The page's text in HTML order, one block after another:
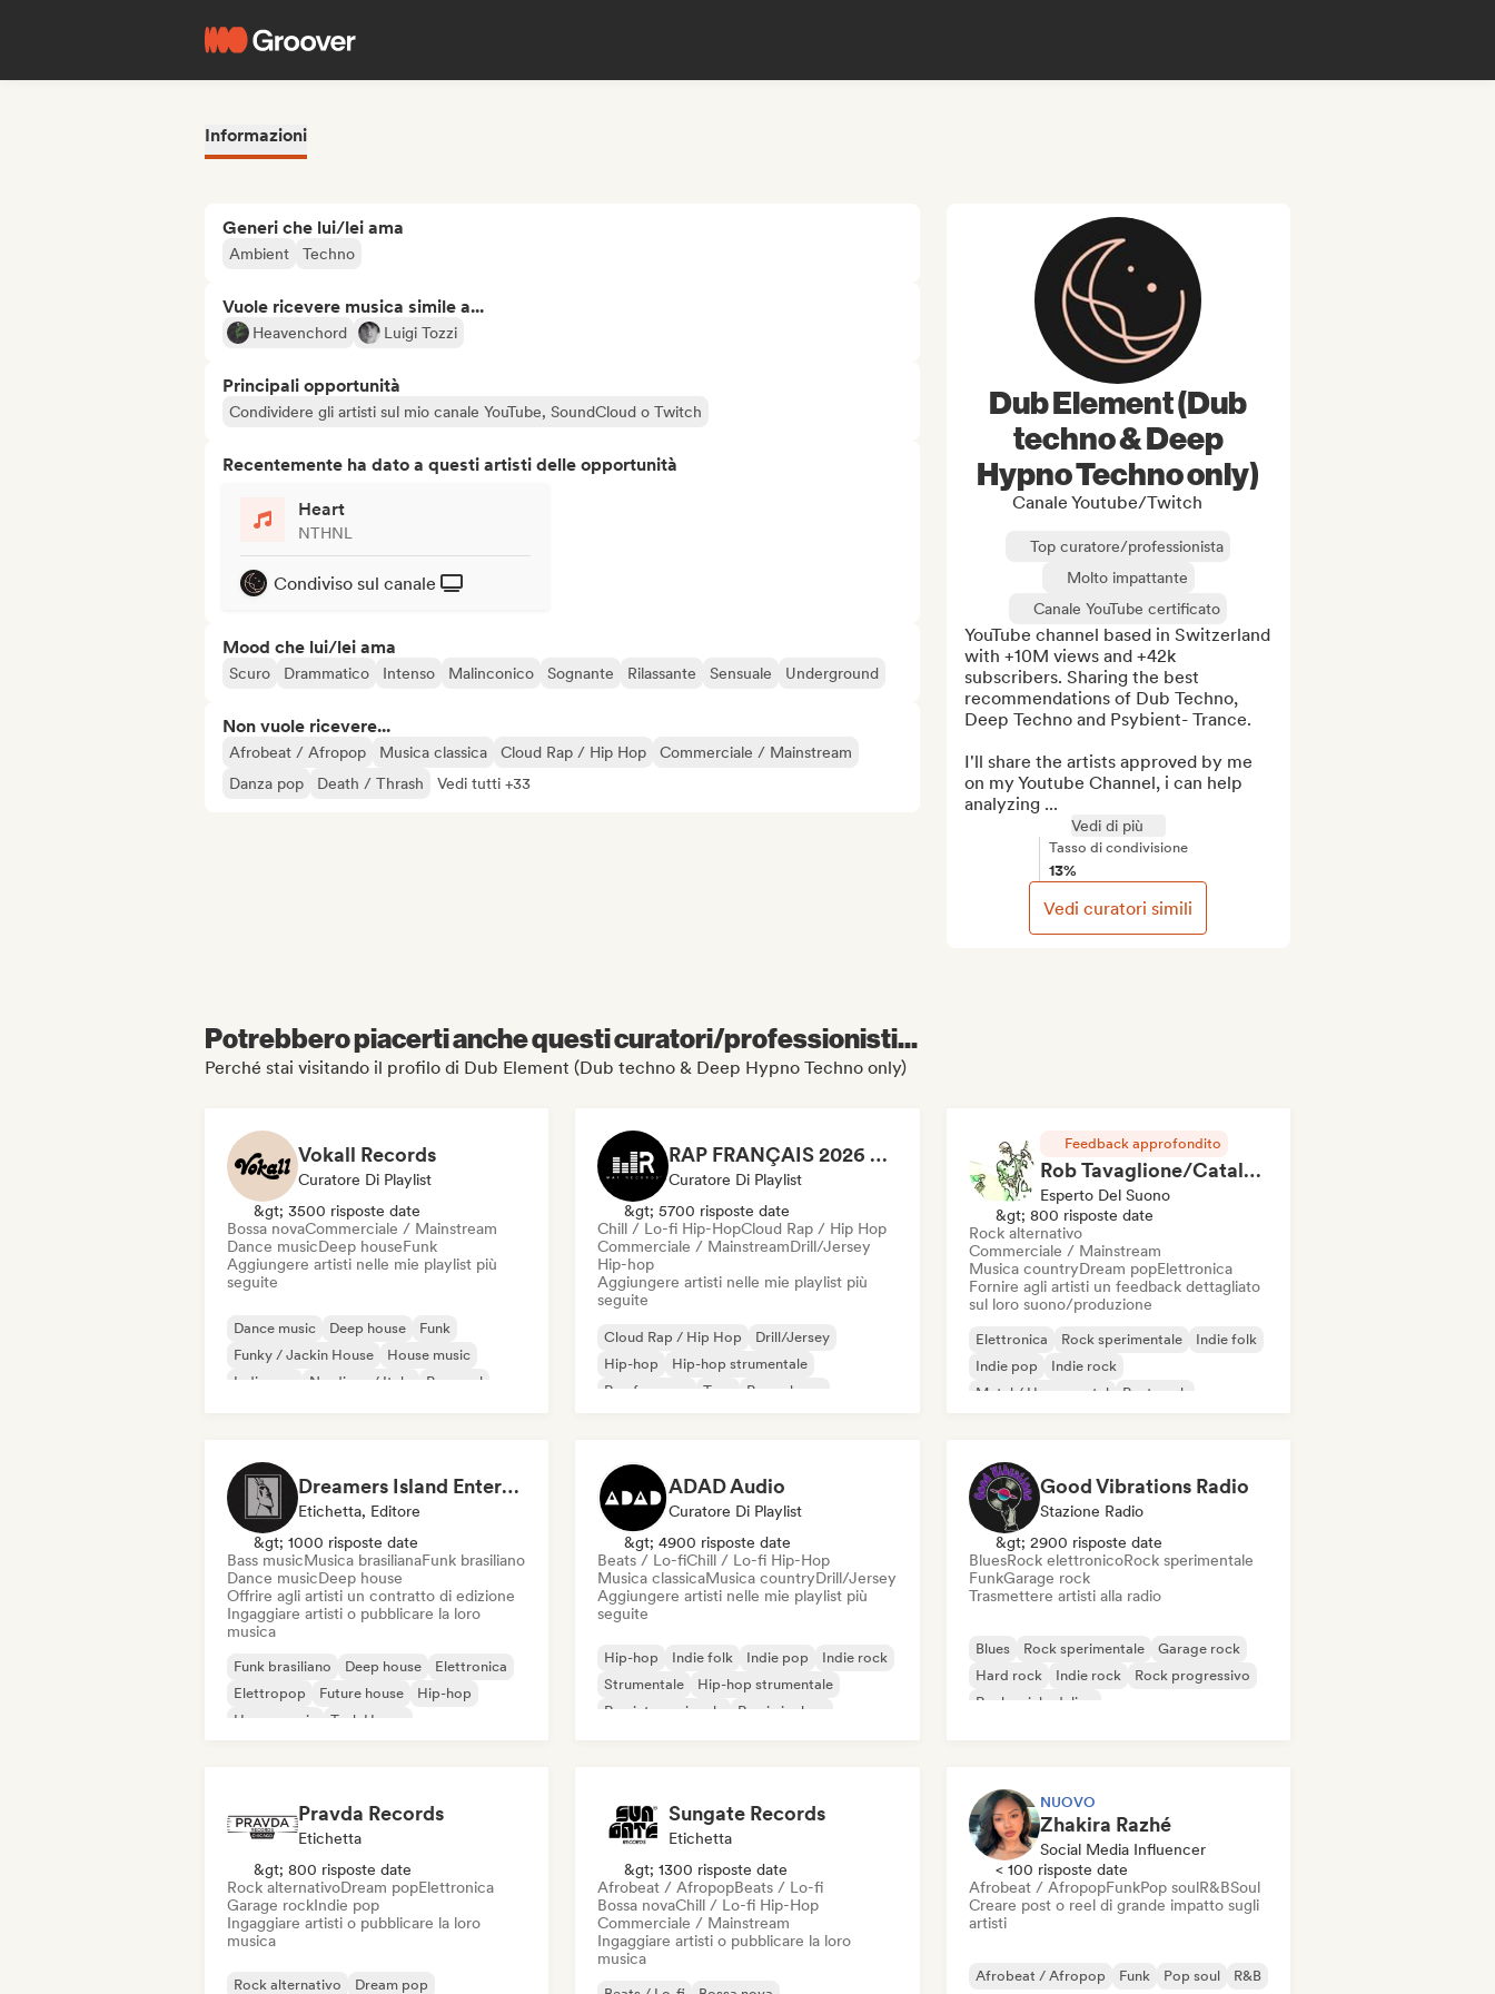
Informazioni
Generi che lui/lei ama
Ambient Techno
Vuole ricevere musica simile a...
Heavenchord Luigi Tozzi
Principali opportunità
Condividere gli artisti sul mio canale YouTube, SoundCloud o Twitch
Recentemente ha dato a questi artisti delle opportunità
Heart
NTHNL
Condiviso sul canale
Mood che lui/lei ama
Scuro Drammatico Intenso Malinconico Sognante Rilassante Sensuale Underground
Non vuole ricevere...
Afrobeat / Afropop Musica classica Cloud Rap / Hip Hop
Commerciale / Mainstream
Danza pop
Death / Thrash Vedi tutti +33
Dub Element (Dub
techno & Deep
Hypno Techno only)
Canale Youtube/Twitch
Top curatore/professionista
Molto impattante
Canale YouTube certificato
YouTube channel based in Switzerland
with +10M views and +42k
subscribers. Sharing the best
recommendations of Dub Techno,
Deep Techno and Psybient- Trance.
I'll share the artists approved by me
on my Youtube Channel, i can help
analyzing ...
Vedi di più
Tasso di condivisione
13%
Vedi curatori simili
Potrebbero piacerti anche questi curatori/professionisti...
Perché stai visitando il profilo di Dub Element (Dub techno & Deep Hypno Techno only)
Vokall Records
Curatore Di Playlist
&gt; 3500 risposte date
Bossa novaCommerciale / Mainstream
Dance musicDeep houseFunk
Aggiungere artisti nelle mie playlist più
seguite
Dance music Deep house
Funk
Funky / Jackin House
House music
Indie pop
Nu-disco / Italo Pop soul
RAP FRANÇAIS 2026 🔥🇫🇷 (Way Records)
Curatore Di Playlist
&gt; 5700 risposte date
Chill / Lo-fi Hip-HopCloud Rap / Hip Hop
Commerciale / MainstreamDrill/Jersey
Hip-hop
Aggiungere artisti nelle mie playlist più
seguite
Cloud Rap / Hip Hop
Drill/Jersey
Hip-hop
Hip-hop strumentale
Rap francese
Trap
Pop urbano
Feedback approfondito
Rob Tavaglione/Catalyst Recording
Esperto Del Suono
&gt; 800 risposte date
Rock alternativo
Commerciale / Mainstream
Musica countryDream popElettronica
Fornire agli artisti un feedback dettagliato
sul loro suono/produzione
Elettronica Rock sperimentale
Indie folk
Indie pop
Indie rock
Metal / Heavy metal
Post punk
Dreamers Island Entertainment
Etichetta, Editore
&gt; 1000 risposte date
Bass musicMusica brasilianaFunk brasiliano
Dance musicDeep house
Offrire agli artisti un contratto di edizione
Ingaggiare artisti o pubblicare la loro
musica
Funk brasiliano Deep house
Elettronica
Elettropop
Future house
Hip-hop
House music
Tech House
ADAD Audio
Curatore Di Playlist
&gt; 4900 risposte date
Beats / Lo-fiChill / Lo-fi Hip-Hop
Musica classicaMusica countryDrill/Jersey
Aggiungere artisti nelle mie playlist più
seguite
Hip-hop Indie folk Indie pop
Indie rock
Strumentale
Hip-hop strumentale
Rap internazionale
Rap in inglese
Good Vibrations Radio
Stazione Radio
&gt; 2900 risposte date
BluesRock elettronicoRock sperimentale
FunkGarage rock
Trasmettere artisti alla radio
Blues Rock sperimentale
Garage rock
Hard rock
Indie rock
Rock progressivo
Rock psichedelico
Pravda Records
Etichetta
&gt; 800 risposte date
Rock alternativoDream popElettronica
Garage rockIndie pop
Ingaggiare artisti o pubblicare la loro
musica
Rock alternativo Dream pop
Sungate Records
Etichetta
&gt; 1300 risposte date
Afrobeat / AfropopBeats / Lo-fi
Bossa novaChill / Lo-fi Hip-Hop
Commerciale / Mainstream
Ingaggiare artisti o pubblicare la loro
musica
NUOVO
Zhakira Razhé
Social Media Influencer
< 100 risposte date
Afrobeat / AfropopFunkPop soulR&BSoul
Creare post o reel di grande impatto sugli
artisti
Afrobeat / Afropop Funk Pop soul R&B